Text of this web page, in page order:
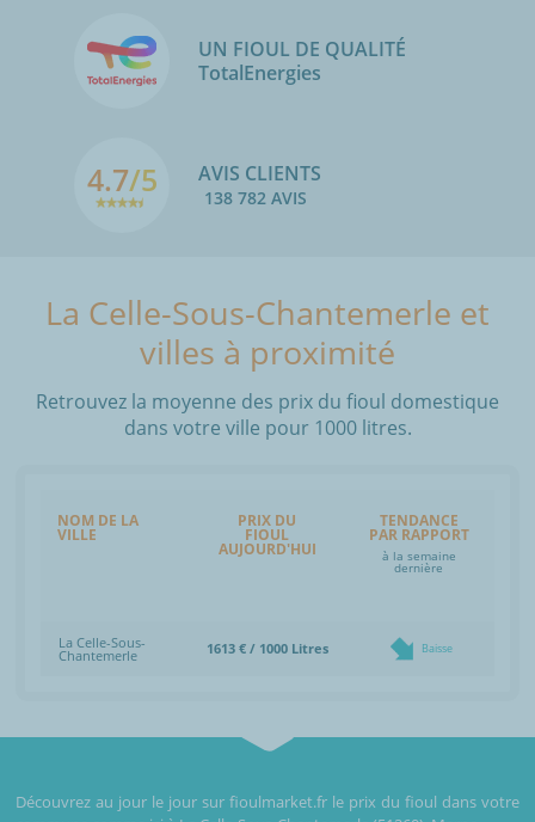
UN FIOUL DE QUALITÉ
TotalEnergies
4.7/5 AVIS CLIENTS
138 782 AVIS
La Celle-Sous-Chantemerle et
villes à proximité
Retrouvez la moyenne des prix du fioul domestique
dans votre ville pour 1000 litres.
NOM DE LA
VILLE
PRIX DU
FIOUL
AUJOURD'HUI
TENDANCE
PAR RAPPORT
à la semaine
dernière
La Celle-Sous-
Chantemerle 1613 € / 1000 Litres Baisse
Découvrez au jour le jour sur fioulmarket.fr le prix du fioul dans votre